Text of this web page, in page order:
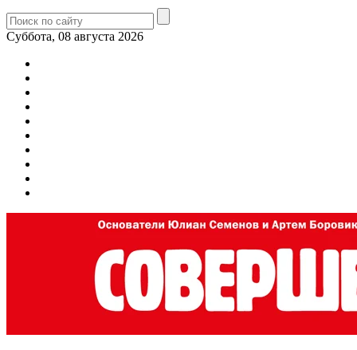
Суббота, 08 августа 2026